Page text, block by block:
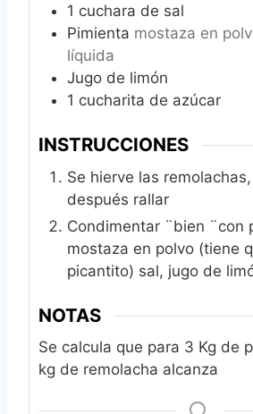
1 cuchara de sal
Pimienta mostaza en
líquida
Jugo de limón
1 cucharita de azúcar
INSTRUCCIONES
Se hierve las
después rallar
Condimentar ¨bien ¨con
mostaza en polvo (tiene
picantito) sal, jugo de
NOTAS
Se calcula que para 3 Kg de
kg de remolacha alcanza